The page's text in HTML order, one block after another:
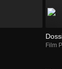
Film